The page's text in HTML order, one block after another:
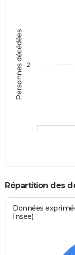
Personnes décédées 2
Répartition des
Données
Insee)